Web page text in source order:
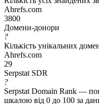
Ahrefs.com
3800
Домени-донори
?
Кількість унікальних
Ahrefs.com
29
Serpstat SDR
?
Serpstat Domain Rank —
шкалою від 0 до 100 за